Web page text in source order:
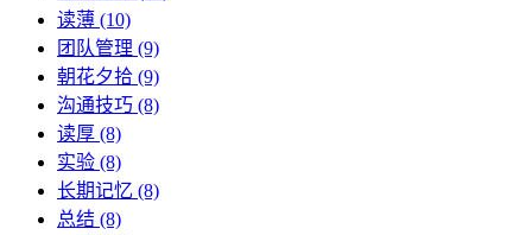
读薄 (10)
团队管理 (9)
朝花夕拾 (9)
沟通技巧 (8)
读厚 (8)
实验 (8)
长期记忆 (8)
总结 (8)